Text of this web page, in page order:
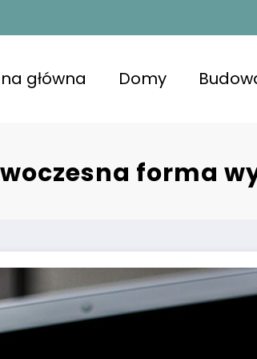
przestrzeń z lśniącymi
główna Domy
forma